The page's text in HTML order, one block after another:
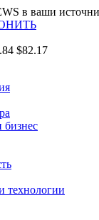
в ваши
$82.17
технологии